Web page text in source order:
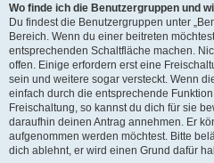
Wo finde ich die Benutzergruppen und
Du findest die Benutzergruppen unter
Bereich. Wenn du einer beitreten
entsprechenden Schaltfläche machen.
offen. Einige erfordern erst eine
sein und weitere sogar versteckt. Wenn
einfach durch die entsprechende
Freischaltung, so kannst du dich für sie
daraufhin deinen Antrag annehmen. Er
aufgenommen werden möchtest. Bitte
dich ablehnt, er wird einen Grund dafür